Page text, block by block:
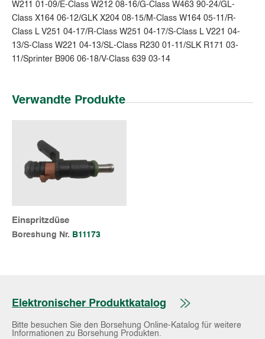
W211 01-09/E-Class W212 08-16/G-Class W463 90-24/GL-
Class X164 06-12/GLK X204 08-15/M-Class W164 05-11/R-
Class L V251 04-17/R-Class W251 04-17/S-Class L V221 04-
13/S-Class W221 04-13/SL-Class R230 01-11/SLK R171 03-
11/Sprinter B906 06-18/V-Class 639 03-14
Verwandte Produkte
Einspritzdüse
Boreshung Nr. B11173
Elektronischer Produktkatalog
Bitte besuchen Sie den Borsehung Online-Katalog für weitere
Informationen zu Borsehung Produkten.